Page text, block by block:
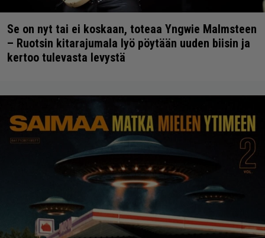
Se on nyt tai ei koskaan, toteaa Yngwie Malmsteen
– Ruotsin kitarajumala lyö pöytään uuden biisin ja
kertoo tulevasta levystä